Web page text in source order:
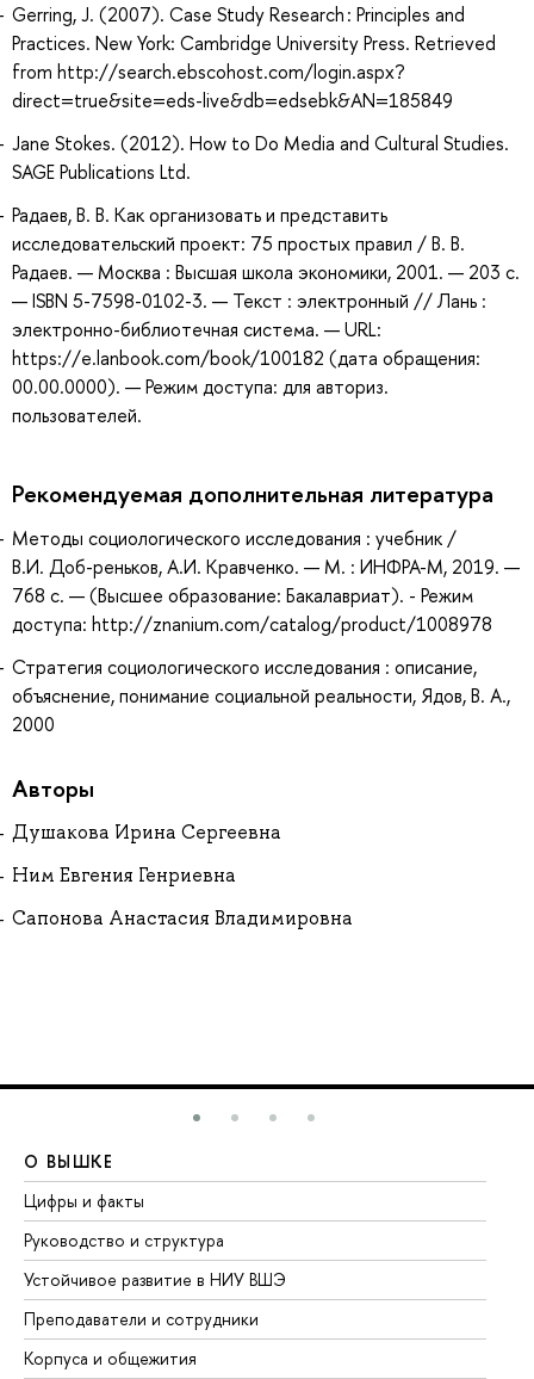
Gerring, J. (2007). Case Study Research : Principles and
Practices. New York: Cambridge University Press. Retrieved
from http://search.ebscohost.com/login.aspx?
direct=true&site=eds-live&db=edsebk&AN=185849
Jane Stokes. (2012). How to Do Media and Cultural Studies.
SAGE Publications Ltd.
Радаев, В. В. Как организовать и представить
исследовательский проект: 75 простых правил / В. В.
Радаев. — Москва : Высшая школа экономики, 2001. — 203 с.
— ISBN 5-7598-0102-3. — Текст : электронный // Лань :
электронно-библиотечная система. — URL:
https://e.lanbook.com/book/100182 (дата обращения:
00.00.0000). — Режим доступа: для авториз.
пользователей.
Рекомендуемая дополнительная литература
Методы социологического исследования : учебник /
В.И. Доб-реньков, А.И. Кравченко. — М. : ИНФРА-М, 2019. —
768 с. — (Высшее образование: Бакалавриат). - Режим
доступа: http://znanium.com/catalog/product/1008978
Стратегия социологического исследования : описание,
объяснение, понимание социальной реальности, Ядов, В. А.,
2000
Авторы
Душакова Ирина Сергеевна
Ним Евгения Генриевна
Сапонова Анастасия Владимировна
О ВЫШКЕ
Цифры и факты
Руководство и структура
Устойчивое развитие в НИУ ВШЭ
Преподаватели и сотрудники
Корпуса и общежития